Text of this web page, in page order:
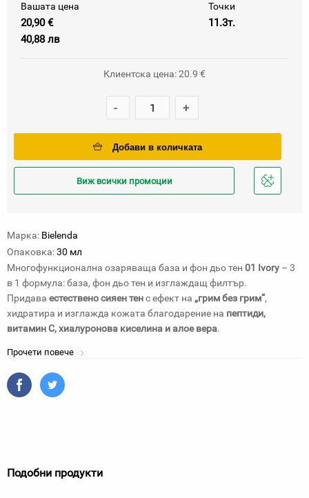
Вашата цена
20,90 €
40,88 лв
Точки
11.3т.
Клиентска цена: 20.9 €
- +
Добави в количката
Виж всички промоции
Добави
Марка: Bielenda
Опаковка:30 мл
Многофункционална озаряваща база и фон дьо тен 01 Ivory – 3
в 1 формула: база, фон дьо тен и изглаждащ филтър.
Придава естествено сияен тенс ефект на „грим без грим“,
хидратира и изглажда кожата благодарение на пептиди,
витамин C, хиалуронова киселина и алое вера.
Прочети повече
Подобни продукти